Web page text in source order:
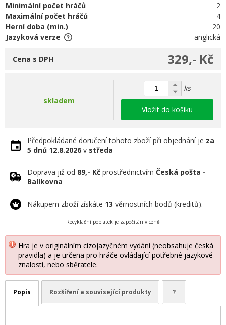
Minimální počet hráčů
2
Maximální počet hráčů
4
Herní doba (min.)
20
Jazyková verze
anglická
329,- Kč
Cena s DPH
skladem
ks
Vložit do košíku
Předpokládané doručení tohoto zboží při objednání je za
5 dnů 12.8.2026 v středa
Doprava již od 89,- Kč prostřednictvím Česká pošta -
Balíkovna
Nákupem zboží získáte 13 věrnostních bodů (kreditů).
Recyklační poplatek je započítán v ceně
Hra je v originálním cizojazyčném vydání (neobsahuje česká
pravidla) a je určena pro hráče ovládající potřebné jazykové
znalosti, nebo sběratele.
Popis Rozšíření a související produkty ?